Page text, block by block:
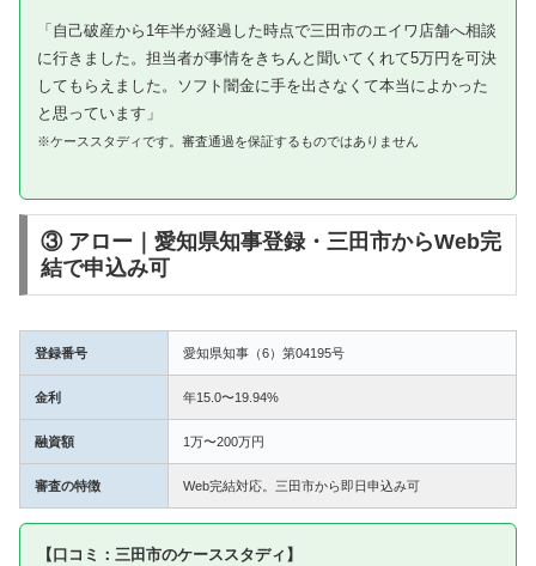
「自己破産から1年半が経過した時点で三田市のエイワ店舗へ相談
に行きました。担当者が事情をきちんと聞いてくれて5万円を可決
してもらえました。ソフト闇金に手を出さなくて本当によかった
と思っています」
※ケーススタディです。審査通過を保証するものではありません
③ アロー｜愛知県知事登録・三田市からWeb完
結で申込み可
登録番号 愛知県知事（6）第04195号
金利 年15.0〜19.94%
融資額 1万〜200万円
審査の特徴 Web完結対応。三田市から即日申込み可
【口コミ：三田市のケーススタディ】